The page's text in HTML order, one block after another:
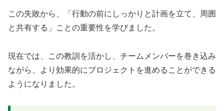
この失敗から、「行動の前にしっかりと計画を立て、周囲
と共有する」ことの重要性を学びました。
現在では、この教訓を活かし、チームメンバーを巻き込み
ながら、より効果的にプロジェクトを進めることができる
ようになりました。